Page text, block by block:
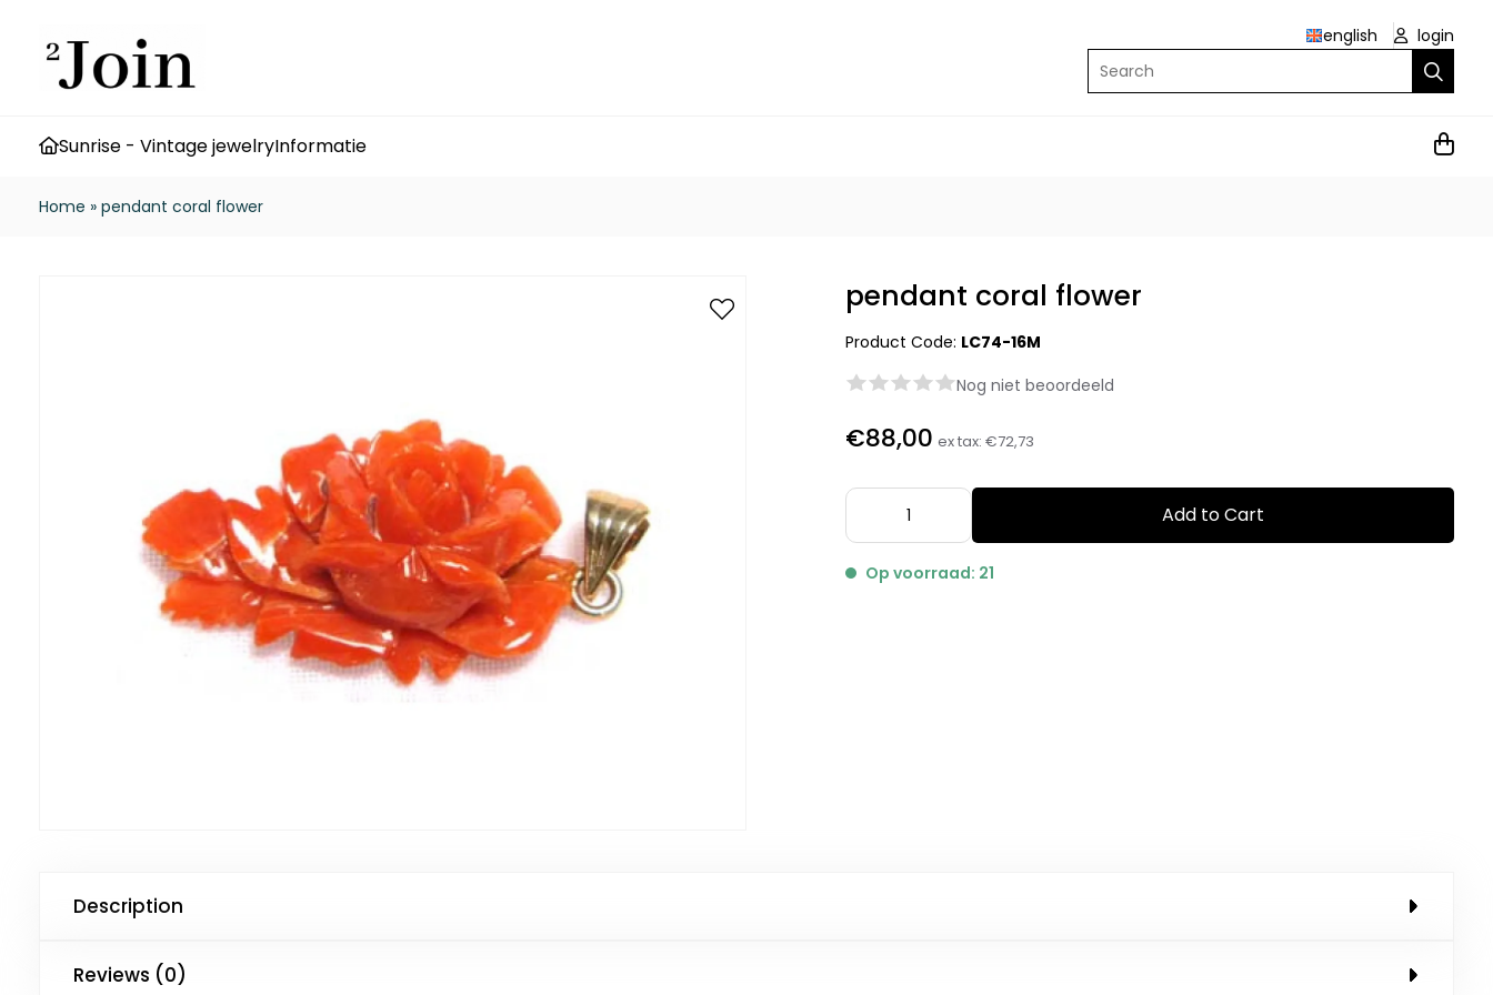
english
login
Search
Sunrise - Vintage jewelryInformatie
Home » pendant coral flower
pendant coral flower
Product Code: LC74-16M
Nog niet beoordeeld
€88,00 ex tax:€72,73
Add to Cart
Op voorraad: 21
Description
Reviews (0)